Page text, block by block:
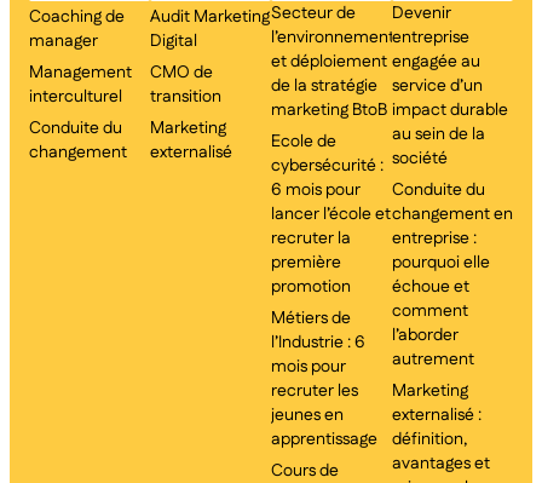
Coaching de
manager
Management
interculturel
Conduite du
changement
Audit Marketing
Digital
CMO de
transition
Marketing
externalisé
Secteur de
l’environnement
et déploiement
de la stratégie
marketing BtoB
Ecole de
cybersécurité :
6 mois pour
lancer l’école et
recruter la
première
promotion
Métiers de
l’Industrie : 6
mois pour
recruter les
jeunes en
apprentissage
Cours de
Devenir
entreprise
engagée au
service d’un
impact durable
au sein de la
société
Conduite du
changement en
entreprise :
pourquoi elle
échoue et
comment
l’aborder
autrement
Marketing
externalisé :
définition,
avantages et